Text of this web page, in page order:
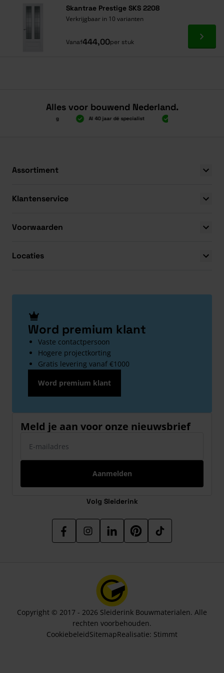
Skantrae Prestige SKS 2208
Verkrijgbaar in 10 varianten
Vanaf444,00per stuk Ga
Alles voor bouwend Nederland.
Al 40 jaar dé specialist
Assortiment
Klantenservice
Voorwaarden
Locaties
Word premium klant
Vaste contactpersoon
Hogere projectkorting
Gratis levering vanaf €1000
Word premium klant
Meld je aan voor onze nieuwsbrief
Aanmelden
Volg Sleiderink
Copyright © 2017 - 2026 Sleiderink Bouwmaterialen. Alle
rechten voorbehouden.
CookiebeleidSitemapRealisatie: Stimmt